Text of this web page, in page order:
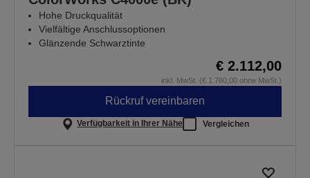
Hohe Druckqualität
Vielfältige Anschlussoptionen
Glänzende Schwarztinte
€ 2.112,00
inkl. MwSt. (€ 1.760,00 ohne MwSt.)
Rückruf vereinbaren
Verfügbarkeit in Ihrer Nähe Vergleichen